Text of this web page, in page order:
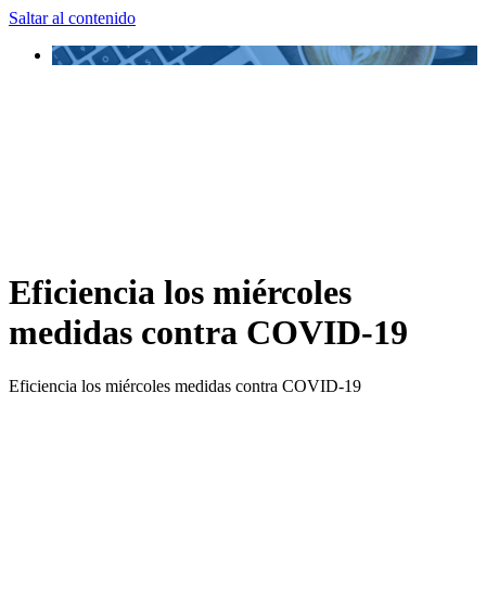
Saltar al contenido
Eficiencia los miércoles
medidas contra COVID-19
Eficiencia los miércoles medidas contra COVID-19